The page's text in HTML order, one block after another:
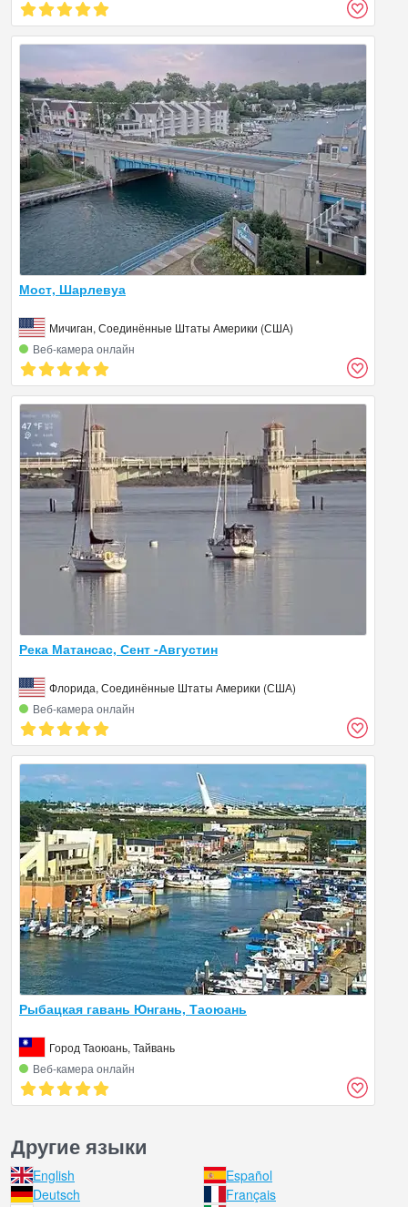
Мост, Шарлевуа
Мичиган, Соединённые Штаты Америки (США)
Веб‑камера онлайн
Река Матансас, Сент -Августин
Флорида, Соединённые Штаты Америки (США)
Веб‑камера онлайн
Рыбацкая гавань Юнгань, Таоюань
Город Таоюань, Тайвань
Веб‑камера онлайн
Другие языки
English
Español
Deutsch
Français